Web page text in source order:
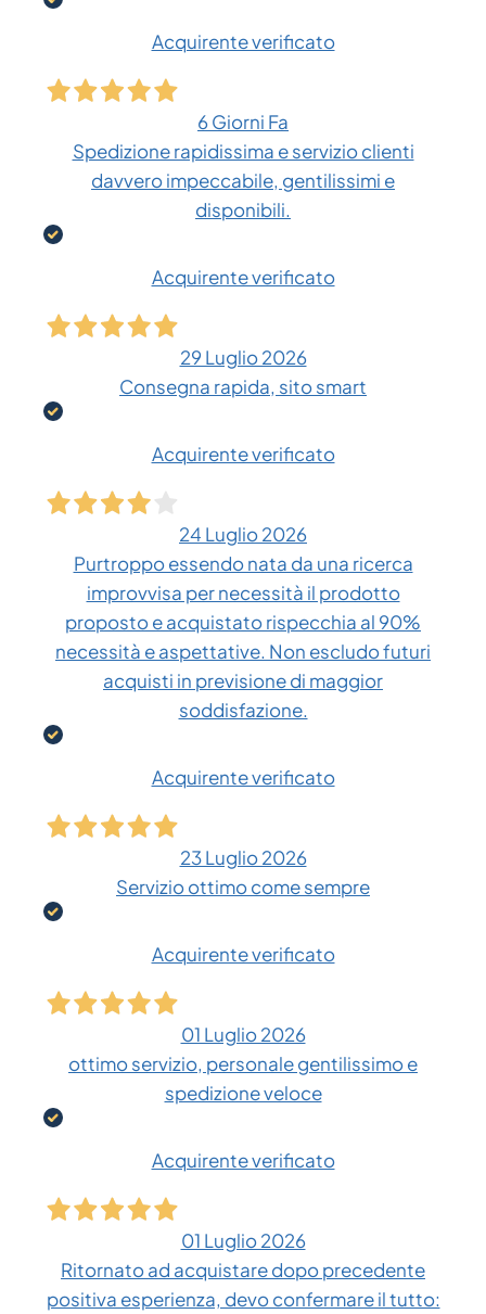
Acquirente verificato
6 Giorni Fa
Spedizione rapidissima e servizio clienti
davvero impeccabile, gentilissimi e
disponibili.
Acquirente verificato
29 Luglio 2026
Consegna rapida, sito smart
Acquirente verificato
24 Luglio 2026
Purtroppo essendo nata da una ricerca
improvvisa per necessità il prodotto
proposto e acquistato rispecchia al 90%
necessità e aspettative. Non escludo futuri
acquisti in previsione di maggior
soddisfazione.
Acquirente verificato
23 Luglio 2026
Servizio ottimo come sempre
Acquirente verificato
01 Luglio 2026
ottimo servizio, personale gentilissimo e
spedizione veloce
Acquirente verificato
01 Luglio 2026
Ritornato ad acquistare dopo precedente
positiva esperienza, devo confermare il tutto: